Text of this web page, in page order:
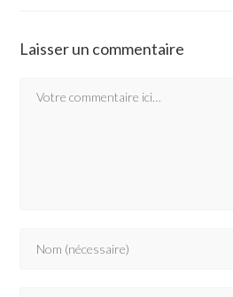
Laisser un commentaire